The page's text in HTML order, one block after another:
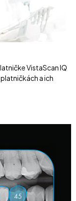
VistaScan IQ
a ich